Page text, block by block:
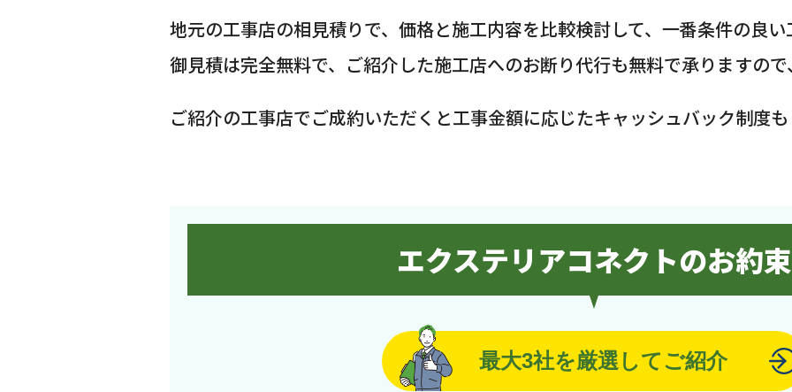
地元の工事店の相見積りで、価格と施工内容を比較検討して、一番条件の良
御見積は完全無料で、ご紹介した施工店へのお断り代行も無料で承りますの
ご紹介の工事店でご成約いただくと工事金額に応じたキャッシュバック制度
エクステリアコネクトのお約束
最大3社を厳選してご紹介